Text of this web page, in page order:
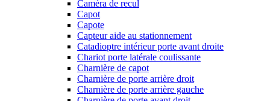
Caméra de recul
Capot
Capote
Capteur aide au stationnement
Catadioptre intérieur porte avant droite
Chariot porte latérale coulissante
Charnière de capot
Charnière de porte arrière droit
Charnière de porte arrière gauche